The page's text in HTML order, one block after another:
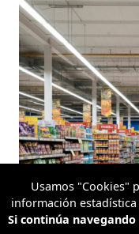
Usamos "Cookies"
información
Si continúa